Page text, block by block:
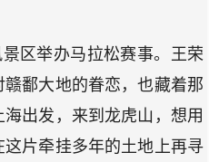
区举办马拉松赛事。王荣
鄱大地的眷恋，也藏着那
出发，来到龙虎山，想用
片牵挂多年的土地上再寻